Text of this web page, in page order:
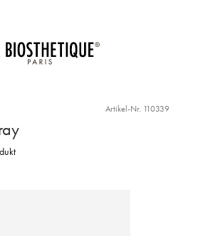
Artikel-Nr. 110339